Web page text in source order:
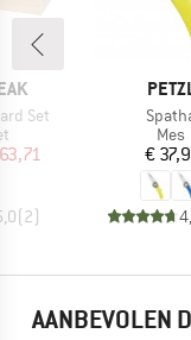
Set
prijs
(2)
MERK
Artikel
Mes
€
AANBEVOLEN